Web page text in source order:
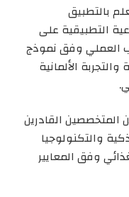
بالتطبيق
التطبيقية على
العملي وفق نموذج
الألمانية
القادرين
والتكنولوجيا
وفق المعايير